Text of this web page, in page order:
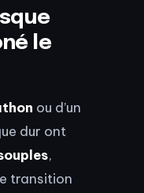
le
ou d’un
dur ont
,
transition